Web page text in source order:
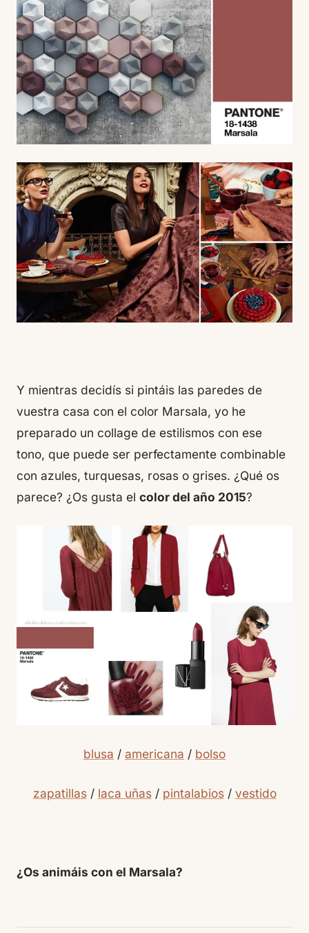
Y mientras decidís si pintáis las paredes de
vuestra casa con el color Marsala, yo he
preparado un collage de estilismos con ese
tono, que puede ser perfectamente combinable
con azules, turquesas, rosas o grises. ¿Qué os
parece? ¿Os gusta el color del año 2015?
blusa / americana / bolso
zapatillas/ laca uñas/ pintalabios/ vestido
¿Os animáis con el Marsala?